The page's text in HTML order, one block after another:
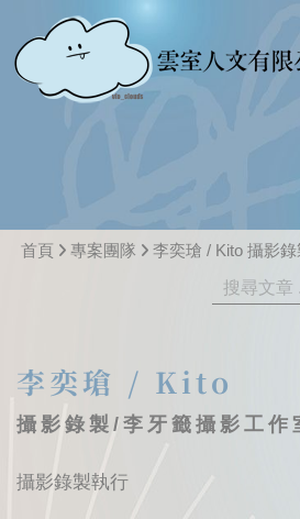
首頁 專案團隊 李奕瑲 / Kito 攝影
李奕瑲 / Kito
攝影錄製/李牙籤攝影工作
攝影錄製執行